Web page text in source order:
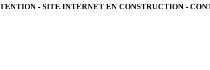
- SITE INTERNET EN CONSTRUCTION -